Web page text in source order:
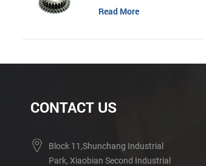
aço inoxidável da
Read More
CONTACT US
Block 11,Shunchang Industrial
Park, Xiaobian Second Industrial